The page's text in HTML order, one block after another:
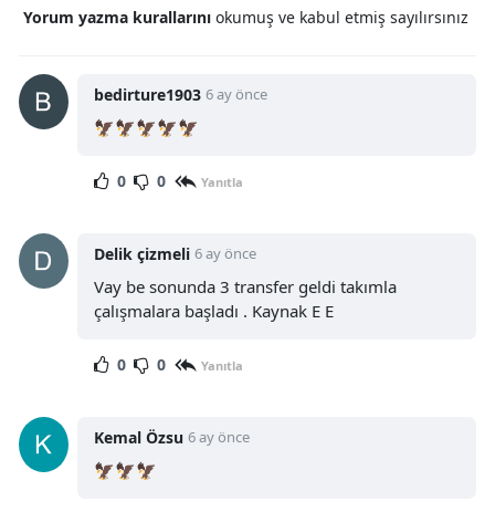
Yorum yazma kurallarını okumuş ve kabul etmiş sayılırsınız
bedirture1903 6 ay önce
🦅🦅🦅🦅🦅
0 0 Yanıtla
Delik çizmeli 6 ay önce
Vay be sonunda 3 transfer geldi takımla
çalışmalara başladı . Kaynak E E
0 0 Yanıtla
Kemal Özsu 6 ay önce
🦅🦅🦅